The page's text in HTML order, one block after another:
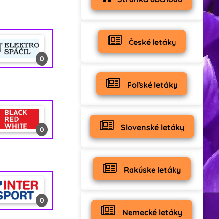
0
6
0
0
3
0
0 0
0
0
České letáky
Poľské letáky
Slovenské letáky
Rakúske letáky
Nemecké letáky